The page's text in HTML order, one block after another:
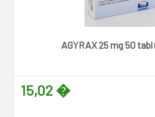
AGYRAX 25 mg 50
15,02 �